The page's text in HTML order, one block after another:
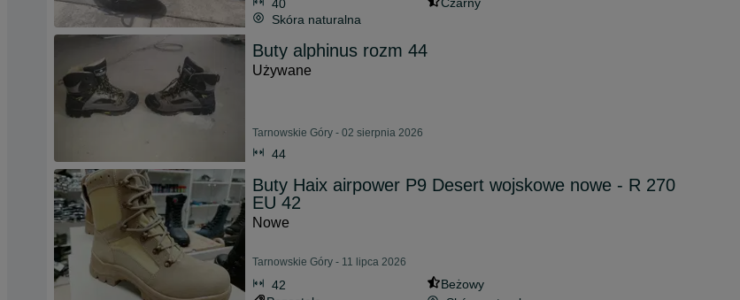
40
Skóra naturalna
Buty alphinus rozm 44
Używane
Tarnowskie Góry - 02 sierpnia 2026
44
Buty Haix airpower P9 Desert wojskowe nowe - R 270
EU 42
Nowe
Tarnowskie Góry - 11 lipca 2026
42
Beżowy